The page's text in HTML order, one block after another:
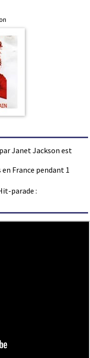
Janet Jackson est
France pendant 1
parade :